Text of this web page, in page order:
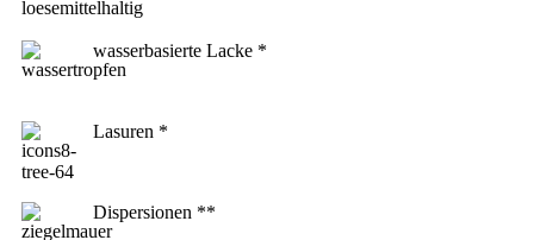
wasserbasierte Lacke *
Lasuren *
Dispersionen **